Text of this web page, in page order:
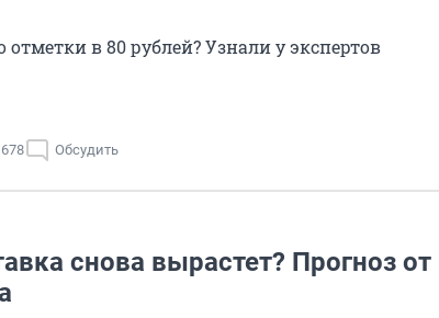
отметки в 80 рублей? Узнали у экспертов
678 Обсудить
снова вырастет? Прогноз от